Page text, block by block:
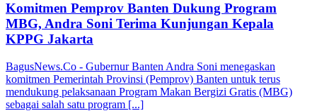
Komitmen Pemprov Banten Dukung Program
MBG, Andra Soni Terima Kunjungan Kepala
KPPG Jakarta
BagusNews.Co - Gubernur Banten Andra Soni menegaskan
komitmen Pemerintah Provinsi (Pemprov) Banten untuk terus
mendukung pelaksanaan Program Makan Bergizi Gratis (MBG)
sebagai salah satu program [...]